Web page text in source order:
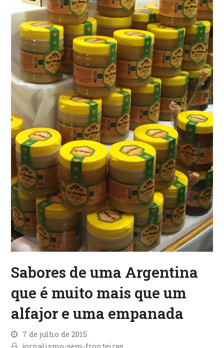
Sabores de uma Argentina
que é muito mais que um
alfajor e uma empanada
7 de julho de 2015
jornalismo-sem-fronteiras